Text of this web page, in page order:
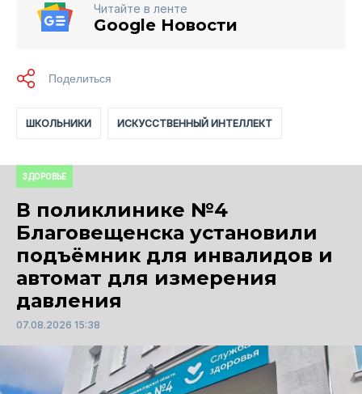
Читайте в ленте
Google Новости
ШКОЛЬНИКИ ИСКУССТВЕННЫЙ ИНТЕЛЛЕКТ
ЗДОРОВЬЕ
В поликлинике №4
Благовещенска установили
подъёмник для инвалидов и
автомат для измерения
давления
07.08.2026 15:38